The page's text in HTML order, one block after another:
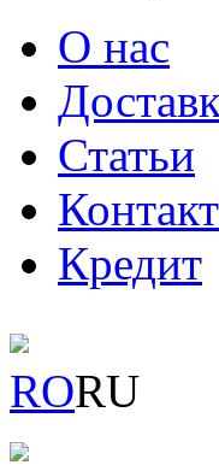
О нас
Статьи
Кредит
RORU